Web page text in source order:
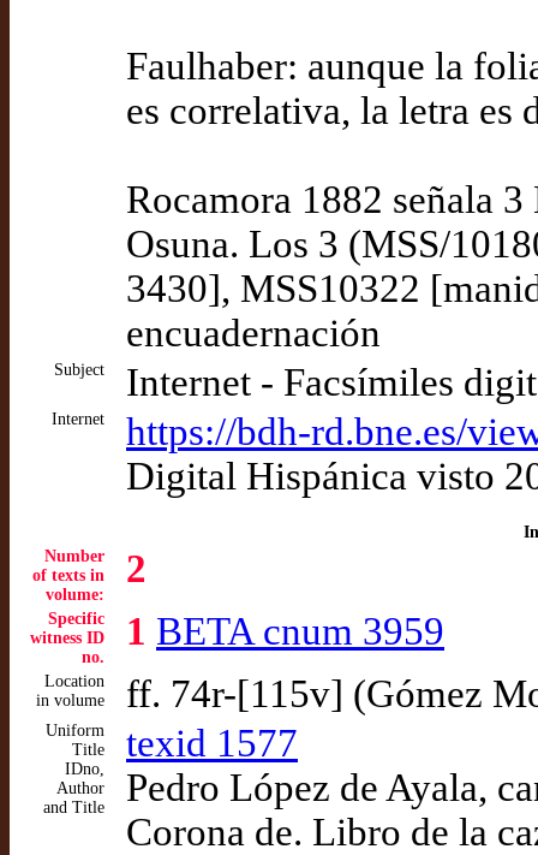
Faulhaber: aunque la
es correlativa, la letra es
Rocamora 1882 señala
Osuna. Los 3 (MSS/
3430], MSS10322
encuadernación
Subject Internet - Facsímiles
Internet
https://bdh-rd.bne.es/
Digital Hispánica visto
Number
of texts in
volume:
2
Specific
witness ID
no.
1 BETA cnum 3959
Location
in volume
ff. 74r-[115v] (Gómez
Uniform
Title
IDno,
Author
and Title
texid 1577
Pedro López de Ayala,
Corona de. Libro de la